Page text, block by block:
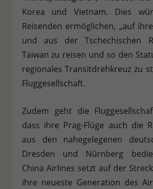
Korea und Vietnam. Dies
Reisenden ermöglichen, „auf
und aus der Tschechischen
Taiwan zu reisen und so den
regionales Transitdrehkreuz zu
Fluggesellschaft.
Zudem geht die
dass ihre Prag-Flüge auch die
aus den nahegelegenen
Dresden und Nürnberg
China Airlines setzt auf der
ihre neueste Generation des
Statistiken (1)
Statistik Cookies erfassen Informationen
helfen uns zu verstehen, wie unsere Besucher
Cookie-Informationen
Externe Medien (7)
standardmäßig blockiert. Wenn Cookies von
werden, bedarf der Zugriff auf diese Inhalte
Einwilligung mehr.
Cookie-Informationen